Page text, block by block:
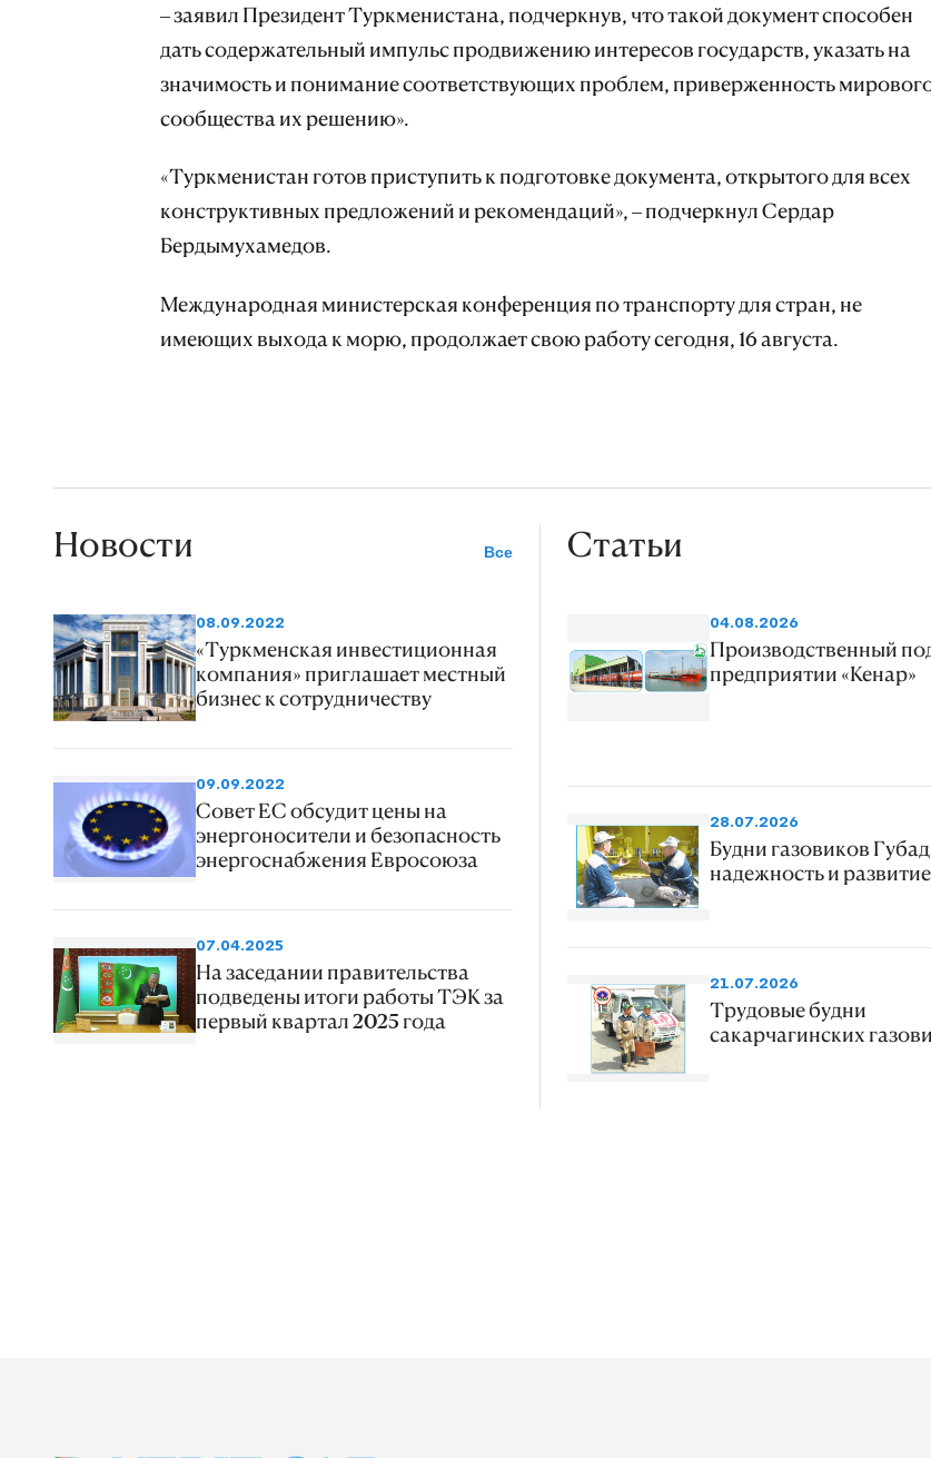
– заявил Президент Туркменистана, подчеркнув, что такой документ способен
дать содержательный импульс продвижению интересов государств, указать на
значимость и понимание соответствующих проблем, приверженность
сообщества их решению».
«Туркменистан готов приступить к подготовке документа, открытого для всех
конструктивных предложений и рекомендаций», – подчеркнул Сердар
Бердымухамедов.
Международная министерская конференция по транспорту для стран, не
имеющих выхода к морю, продолжает свою работу сегодня, 16 августа.
Новости Все
08.09.2022
«Туркменская инвестиционная
компания» приглашает местный
бизнес к сотрудничеству
09.09.2022
Совет ЕС обсудит цены на
энергоносители и безопасность
энергоснабжения Евросоюза
07.04.2025
На заседании правительства
подведены итоги работы ТЭК за
первый квартал 2025 года
Статьи
04.08.2026
Производственный
предприятии «Кенар»
28.07.2026
Будни газовиков
надежность и развитие
21.07.2026
Трудовые будни
сакарчагинских